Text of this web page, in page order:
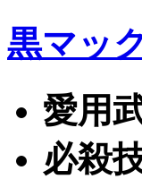
黒マッ
愛用
必殺